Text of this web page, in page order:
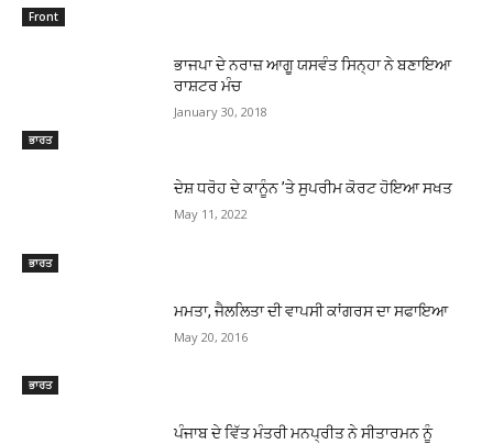
Front
ਭਾਰਤ
ਭਾਜਪਾ ਦੇ ਨਰਾਜ਼ ਆਗੂ ਯਸਵੰਤ ਸਿਨ੍ਹਾ ਨੇ ਬਣਾਇਆ
ਰਾਸ਼ਟਰ ਮੰਚ
January 30, 2018
ਭਾਰਤ
ਦੇਸ਼ ਧਰੋਹ ਦੇ ਕਾਨੂੰਨ ’ਤੇ ਸੁਪਰੀਮ ਕੋਰਟ ਹੋਇਆ ਸਖਤ
May 11, 2022
ਭਾਰਤ
ਮਮਤਾ, ਜੈਲਲਿਤਾ ਦੀ ਵਾਪਸੀ ਕਾਂਗਰਸ ਦਾ ਸਫਾਇਆ
May 20, 2016
ਪੰਜਾਬ ਦੇ ਵਿੱਤ ਮੰਤਰੀ ਮਨਪ੍ਰੀਤ ਨੇ ਸੀਤਾਰਮਨ ਨੂੰ